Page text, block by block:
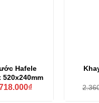
Hafele
520x240mm
₫Giá